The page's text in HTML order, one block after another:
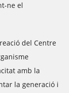
ne el
del Centre
amb la
la generació i